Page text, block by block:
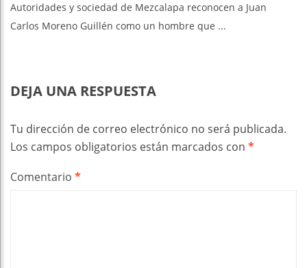
Autoridades y sociedad de Mezcalapa reconocen a Juan
Carlos Moreno Guillén como un hombre que ...
DEJA UNA RESPUESTA
Tu dirección de correo electrónico no será publicada.
Los campos obligatorios están marcados con *
Comentario *